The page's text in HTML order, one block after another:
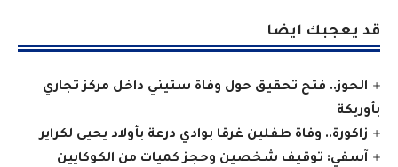
قد يعجبك ايضا
الحوز.. فتح تحقيق حول وفاة ستيني داخل مركز تجاري
بأوريكة
زاكورة.. وفاة طفلين غرقا بوادي درعة بأولاد يحيى لكراير
آسفي: توقيف شخصين وحجز كميات من الكوكايين